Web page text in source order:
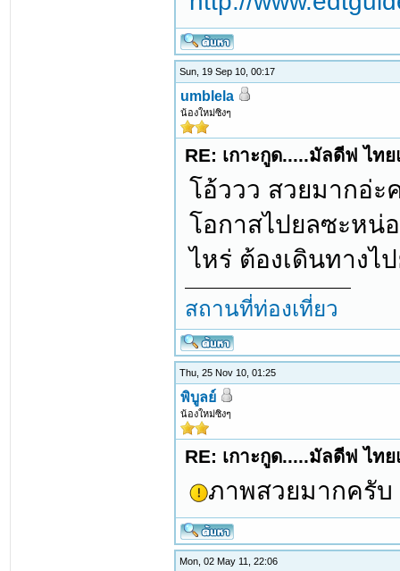
Sun, 19 Sep 10, 00:17
umblela
น้องใหม่ซิงๆ
RE: เกาะกูด.....มัลดีฟ ไท
โอ้ววว สวยมากอ่ะ
โอกาสไปยลซะหน่
ไหร่ ต้องเดินทางไ
สถานที่ท่องเที่ยว
Thu, 25 Nov 10, 01:25
พิบูลย์
น้องใหม่ซิงๆ
RE: เกาะกูด.....มัลดีฟ ไท
ภาพสวยมากครับ
Mon, 02 May 11, 22:06